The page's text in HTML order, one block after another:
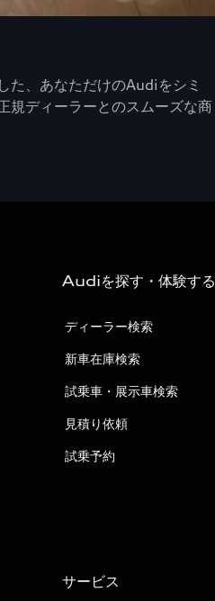
た、あなただけのAudiをシミ
規ディーラーとのスムーズな商
Audiを探す・体験する
ディーラー検索
新車在庫検索
試乗車・展示車検索
見積り依頼
試乗予約
サービス